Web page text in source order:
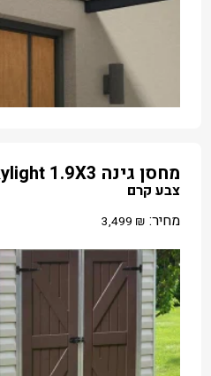
מחסן גינה Skylight 1.9X3
צבע קרם
מחיר:
3,499 ₪